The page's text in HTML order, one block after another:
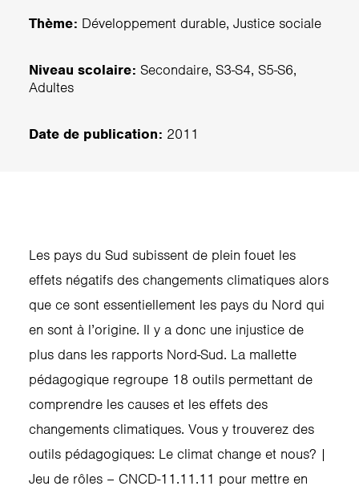
Thème: Développement durable, Justice sociale
Niveau scolaire: Secondaire, S3-S4, S5-S6,
Adultes
Date de publication: 2011
Les pays du Sud subissent de plein fouet les
effets négatifs des changements climatiques alors
que ce sont essentiellement les pays du Nord qui
en sont à l’origine. Il y a donc une injustice de
plus dans les rapports Nord-Sud. La mallette
pédagogique regroupe 18 outils permettant de
comprendre les causes et les effets des
changements climatiques. Vous y trouverez des
outils pédagogiques: Le climat change et nous? |
Jeu de rôles – CNCD-11.11.11 pour mettre en